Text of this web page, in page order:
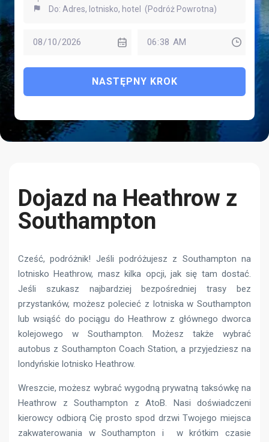
NASTĘPNY KROK
Dojazd na Heathrow z
Southampton
Cześć, podróżnik! Jeśli podróżujesz z Southampton na
lotnisko Heathrow, masz kilka opcji, jak się tam dostać.
Jeśli szukasz najbardziej bezpośredniej trasy bez
przystanków, możesz polecieć z lotniska w Southampton
lub wsiąść do pociągu do Heathrow z głównego dworca
kolejowego w Southampton. Możesz także wybrać
autobus z Southampton Coach Station, a przyjedziesz na
londyńskie lotnisko Heathrow.
Wreszcie, możesz wybrać wygodną prywatną taksówkę na
Heathrow z Southampton z AtoB. Nasi doświadczeni
kierowcy odbiorą Cię prosto spod drzwi Twojego miejsca
zakwaterowania w Southampton i w krótkim czasie